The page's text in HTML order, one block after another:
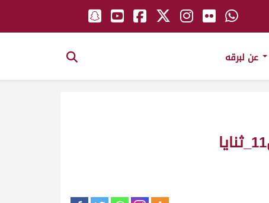
مظلومة ملك_ الشيخ محمد بن حمد بن جاسم ال ثانى_ سباق المستشار_ش11_ثنايا